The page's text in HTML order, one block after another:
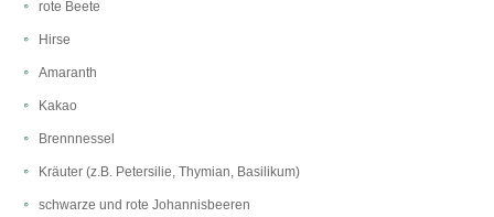
rote Beete
Hirse
Amaranth
Kakao
Brennnessel
Kräuter (z.B. Petersilie, Thymian, Basilikum)
schwarze und rote Johannisbeeren